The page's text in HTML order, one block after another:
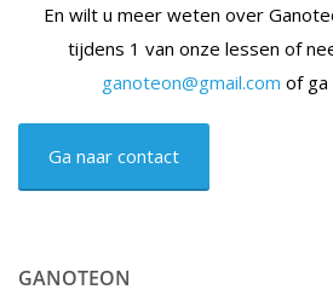
En wilt u meer weten over
tijdens 1 van onze lessen of
ganoteon@gmail.com of ga
Ga naar contact
GANOTEON